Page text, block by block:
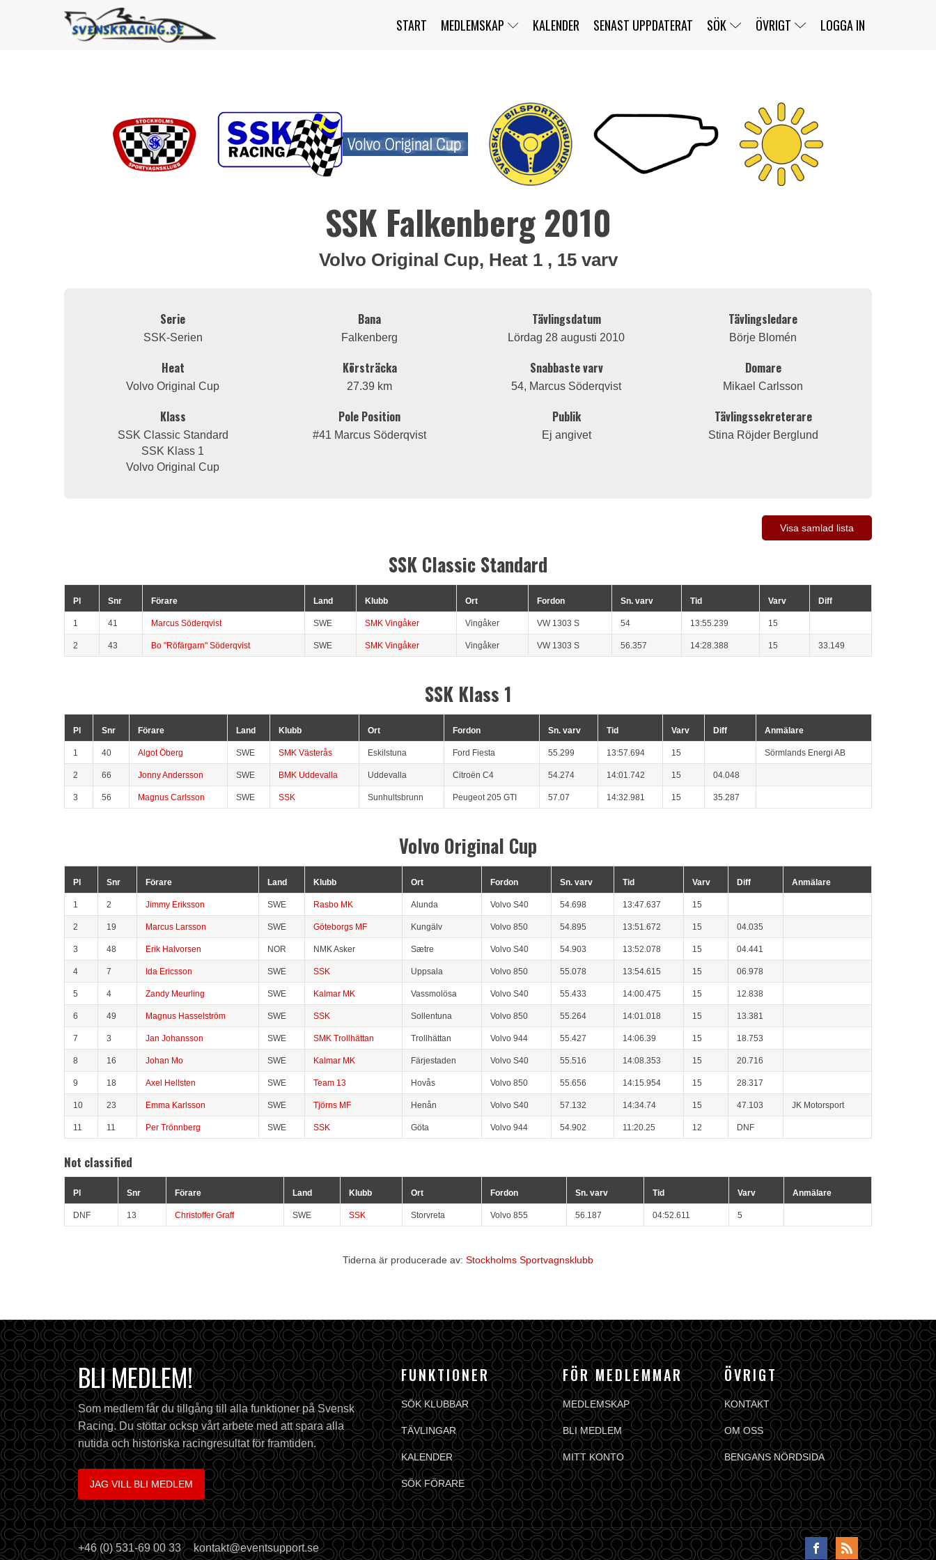
START MEDLEMSKAP KALENDER SENAST UPPDATERAT SÖK
TÄVLINGAR
FÖRARE
KLUBBAR
KLASSER
ÖVRIGT LOGGA IN
SSK Falkenberg 2010
Volvo Original Cup, Heat 1 , 15 varv
Serie
SSK-Serien
Heat
Volvo Original Cup
Klass
SSK Classic Standard
SSK Klass 1
Volvo Original Cup
Bana
Falkenberg
Körsträcka
27.39 km
Pole Position
#41 Marcus Söderqvist
Tävlingsdatum
Lördag 28 augusti 2010
Snabbaste varv
54, Marcus Söderqvist
Publik
Ej angivet
Tävlingsledare
Börje Blomén
Domare
Mikael Carlsson
Tävlingssekreterare
Stina Röjder Berglund
Visa samlad lista
SSK Classic Standard
Pl Snr Förare Land Klubb Ort Fordon Sn. varv Tid Varv Diff
1 41 Marcus Söderqvist SWE SMK Vingåker Vingåker VW 1303 S 54 13:55.239 15
2 43 Bo "Röfärgarn" Söderqvist SWE SMK Vingåker Vingåker VW 1303 S 56.357 14:28.388 15 33.149
SSK Klass 1
Pl Snr Förare Land Klubb Ort Fordon Sn. varv Tid Varv Diff Anmälare
1 40 Algot Öberg SWE SMK Västerås Eskilstuna Ford Fiesta 55.299 13:57.694 15 Sörmlands Energi AB
2 66 Jonny Andersson SWE BMK Uddevalla Uddevalla Citroën C4 54.274 14:01.742 15 04.048
3 56 Magnus Carlsson SWE SSK Sunhultsbrunn Peugeot 205 GTI 57.07 14:32.981 15 35.287
Volvo Original Cup
Pl Snr Förare Land Klubb Ort Fordon Sn. varv Tid Varv Diff Anmälare
1 2 Jimmy Eriksson SWE Rasbo MK Alunda Volvo S40 54.698 13:47.637 15
2 19 Marcus Larsson SWE Göteborgs MF Kungälv Volvo 850 54.895 13:51.672 15 04.035
3 48 Erik Halvorsen NOR NMK Asker Sætre Volvo S40 54.903 13:52.078 15 04.441
4 7 Ida Ericsson SWE SSK Uppsala Volvo 850 55.078 13:54.615 15 06.978
5 4 Zandy Meurling SWE Kalmar MK Vassmolösa Volvo S40 55.433 14:00.475 15 12.838
6 49 Magnus Hasselström SWE SSK Sollentuna Volvo 850 55.264 14:01.018 15 13.381
7 3 Jan Johansson SWE SMK Trollhättan Trollhättan Volvo 944 55.427 14:06.39 15 18.753
8 16 Johan Mo SWE Kalmar MK Färjestaden Volvo S40 55.516 14:08.353 15 20.716
9 18 Axel Hellsten SWE Team 13 Hovås Volvo 850 55.656 14:15.954 15 28.317
10 23 Emma Karlsson SWE Tjörns MF Henån Volvo S40 57.132 14:34.74 15 47.103 JK Motorsport
11 11 Per Trönnberg SWE SSK Göta Volvo 944 54.902 11:20.25 12 DNF
Not classified
Pl Snr Förare Land Klubb Ort Fordon Sn. varv Tid Varv Anmälare
DNF 13 Christoffer Graff SWE SSK Storvreta Volvo 855 56.187 04:52.611 5
Tiderna är producerade av: Stockholms Sportvagnsklubb
BLI MEDLEM!
Som medlem får du tillgång till alla funktioner på Svensk
Racing. Du stöttar ocksp vårt arbete med att spara alla
nutida och historiska racingresultat för framtiden.
JAG VILL BLI MEDLEM
FUNKTIONER
SÖK KLUBBAR
TÄVLINGAR
KALENDER
SÖK FÖRARE
FÖR MEDLEMMAR
MEDLEMSKAP
BLI MEDLEM
MITT KONTO
ÖVRIGT
KONTAKT
OM OSS
BENGANS NÖRDSIDA
+46 (0) 531-69 00 33 kontakt@eventsupport.se